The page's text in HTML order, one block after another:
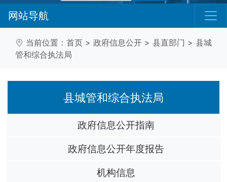
网站导航
当前位置： 首页 > 政府信息公开 > 县直部门 > 县城
管和综合执法局
县城管和综合执法局
政府信息公开指南
政府信息公开年度报告
机构信息